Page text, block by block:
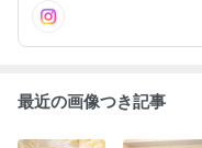
最近の画像つき記事